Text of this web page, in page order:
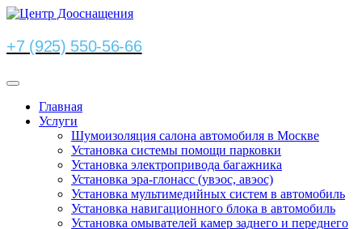
+7 (925) 550-56-66
Главная
Услуги
Шумоизоляция салона автомобиля в Москве
Установка системы помощи парковки
Установка электропривода багажника
Установка эра-глонасс (увэос, авэос)
Установка мультимедийных систем в автомобиль
Установка навигационного блока в автомобиль
Установка омывателей камер заднего и переднего